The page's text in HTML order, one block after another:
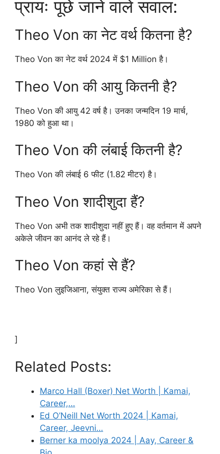
प्रायः पूछे जाने वाले सवाल:
Theo Von का नेट वर्थ कितना है?
Theo Von का नेट वर्थ 2024 में $1 Million है।
Theo Von की आयु कितनी है?
Theo Von की आयु 42 वर्ष है। उनका जन्मदिन 19 मार्च,
1980 को हुआ था।
Theo Von की लंबाई कितनी है?
Theo Von की लंबाई 6 फीट (1.82 मीटर) है।
Theo Von शादीशुदा हैं?
Theo Von अभी तक शादीशुदा नहीं हुए हैं। वह वर्तमान में अपने
अकेले जीवन का आनंद ले रहे हैं।
Theo Von कहां से हैं?
Theo Von लुइजिआना, संयुक्त राज्य अमेरिका से हैं।
]
Related Posts:
Marco Hall (Boxer) Net Worth | Kamai,
Career,…
Ed O’Neill Net Worth 2024 | Kamai,
Career, Jeevni…
Berner ka moolya 2024 | Aay, Career &